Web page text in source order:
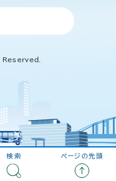
検索 ページの先頭